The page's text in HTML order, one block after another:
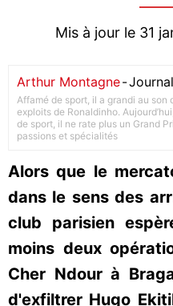
Mis à jour le 31
Arthur Montagne-
Affamé de sport, il a grandi au son
exploits de Ronaldinho.
de sport, il ne rate plus un Grand
passions et spécialités
Alors que le
dans le sens des
club parisien
moins deux
Cher Ndour à
d'exfiltrer Hugo